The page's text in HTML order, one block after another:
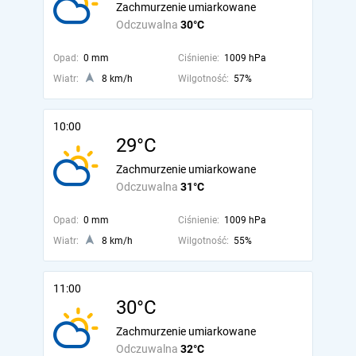
Odczuwalna 30°C
Zachmurzenie umiarkowane
Opad: 0 mm Ciśnienie: 1009 hPa
Wiatr:
8 km/h Wilgotność: 57%
10:00
29°C
Odczuwalna 31°C
Zachmurzenie umiarkowane
Opad: 0 mm Ciśnienie: 1009 hPa
Wiatr:
8 km/h Wilgotność: 55%
11:00
30°C
Odczuwalna 32°C
Zachmurzenie umiarkowane